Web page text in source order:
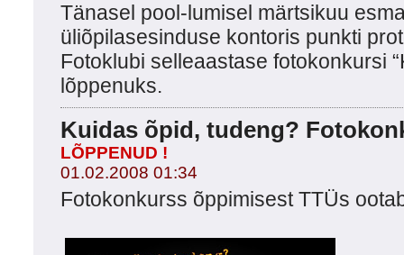
Tänasel pool-lumisel märtsikuu
üliõpilasesinduse kontoris punkti
Fotoklubi selleaastase fotokonkursi
lõppenuks.
Kuidas õpid, tudeng?
LÕPPENUD !
01.02.2008 01:34
Fotokonkurss õppimisest TTÜs